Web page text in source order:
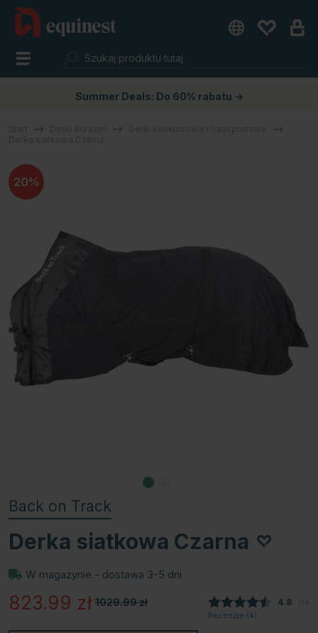
Summer Deals: Do 60% rabatu →
20%
Back on Track
Derka siatkowa Czarna
W magazynie - dostawa 3-5 dni
1029.99zł
823.99 zł Średnia
4.8
Recenzje (4)